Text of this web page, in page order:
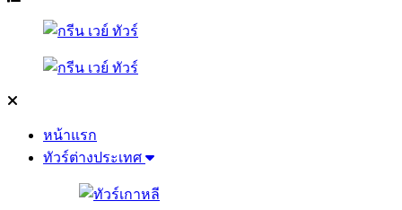
หน้าแรก
ทัวร์ต่างประเทศ